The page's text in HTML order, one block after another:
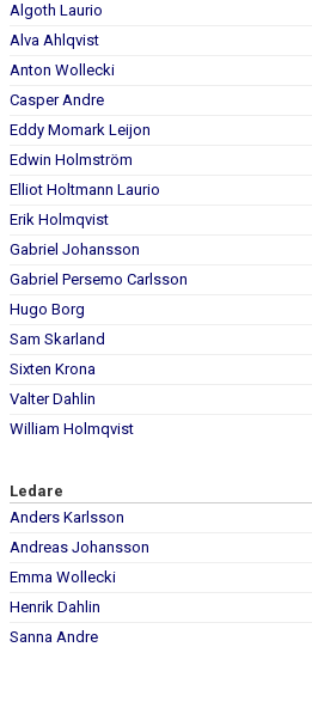
MATCHER
TRUPPEN
BILDGALLERI
DOKUMENT
KONTAKT
Algoth Laurio
Alva Ahlqvist
Anton Wollecki
Casper Andre
Eddy Momark Leijon
Edwin Holmström
Elliot Holtmann Laurio
Erik Holmqvist
Gabriel Johansson
Gabriel Persemo Carlsson
Hugo Borg
Sam Skarland
Sixten Krona
Valter Dahlin
William Holmqvist
Ledare
Anders Karlsson
Andreas Johansson
Emma Wollecki
Henrik Dahlin
Sanna Andre